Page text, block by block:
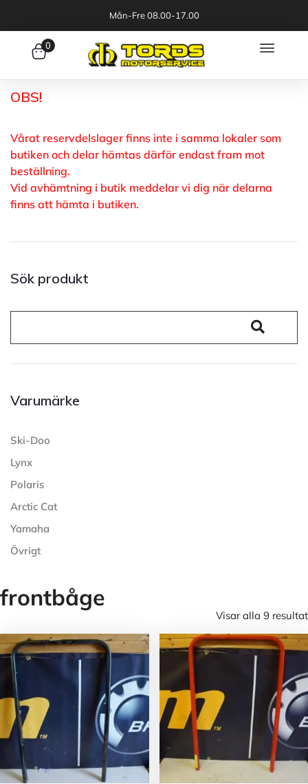
Mån-Fre 08.00-17.00
0
OBS!
Vårat reservdelslager finns inte i samma lokaler som
butiken och delar hämtas därför endast fram mot
beställning.
Vid avhämtning i butik meddelar vi dig när delarna
finns att hämta i butiken.
Sök produkt
Varumärke
Ski-Doo
Lynx
Polaris
Arctic Cat
Yamaha
Övrigt
frontbåge
Visar alla 9 resultat